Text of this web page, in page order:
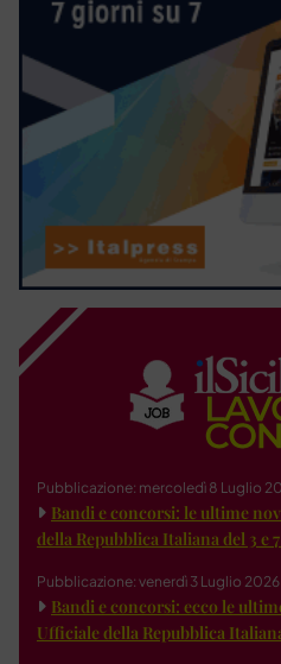
Pubblicazione: mercoledì 8 Luglio
Bandi e concorsi: le ultime
della Repubblica Italiana del 3 e
Pubblicazione: venerdì 3 Luglio 2026
Bandi e concorsi: ecco le
Ufficiale della Repubblica